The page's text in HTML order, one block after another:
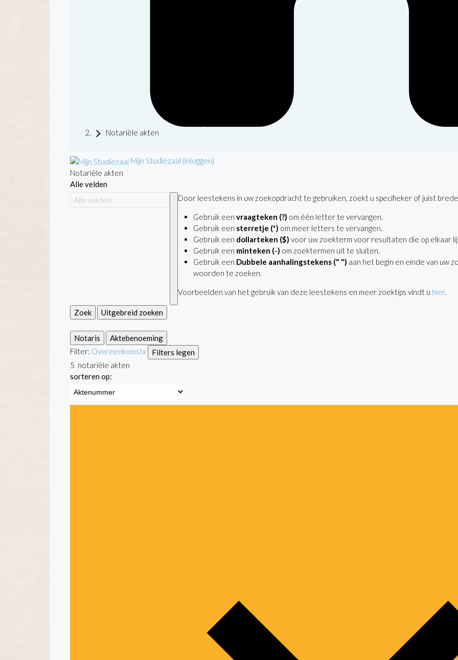
Notariële akten
Mijn Studiezaal (inloggen)
Notariële akten
Alle velden
Door leestekens in uw zoekopdracht te gebruiken, zoekt u specifieker of juist
Gebruik een vraagteken (?) om één letter te vervangen.
Gebruik een sterretje (*) om meer letters te vervangen.
Gebruik een dollarteken ($) voor uw zoekterm voor resultaten die op elkaar
Gebruik een minteken (-) om zoektermen uit te sluiten.
Gebruik een Dubbele aanhalingstekens (" ") aan het begin en einde van uw
woorden te zoeken.
Voorbeelden van het gebruik van deze leestekens en meer zoektips vindt u hier.
Zoek Uitgebreid zoeken
Notaris
Aktebenoeming
Filter: Overeenkomstx
Filters legen
5 notariële akten
sorteren op: